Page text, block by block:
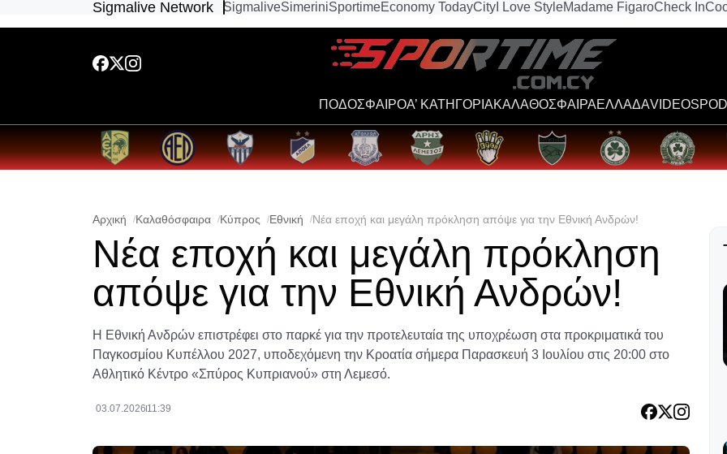
Sigmalive Network SigmaliveSimeriniSportimeEconomy TodayCity I Love StyleMadame FigaroCheck In
ΠΟΔΟΣΦΑΙΡΟΑ’ ΚΑΤΗΓΟΡΙΑΚΑΛΑΘΟΣΦΑΙΡΑΕΛΛΑΔΑVIDEOS
Αρχική Καλαθόσφαιρα Κύπρος Εθνική Νέα εποχή και μεγάλη πρόκληση απόψε για την Εθνική Ανδρών!
Νέα εποχή και μεγάλη πρόκληση
απόψε για την Εθνική Ανδρών!
Η Εθνική Ανδρών επιστρέφει στο παρκέ για την προτελευταία της υποχρέωση στα προκριματικά του
Παγκοσμίου Κυπέλλου 2027, υποδεχόμενη την Κροατία σήμερα Παρασκευή 3 Ιουλίου στις 20:00 στο
Αθλητικό Κέντρο «Σπύρος Κυπριανού» στη Λεμεσό.
03.07.2026 11:39